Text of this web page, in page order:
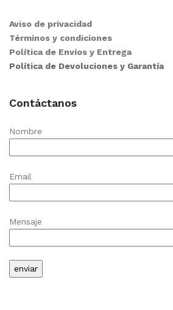
Aviso de privacidad
Términos y condiciones
Política de Envíos y Entrega
Política de Devoluciones y Garantía
Contáctanos
Nombre
Email
Mensaje